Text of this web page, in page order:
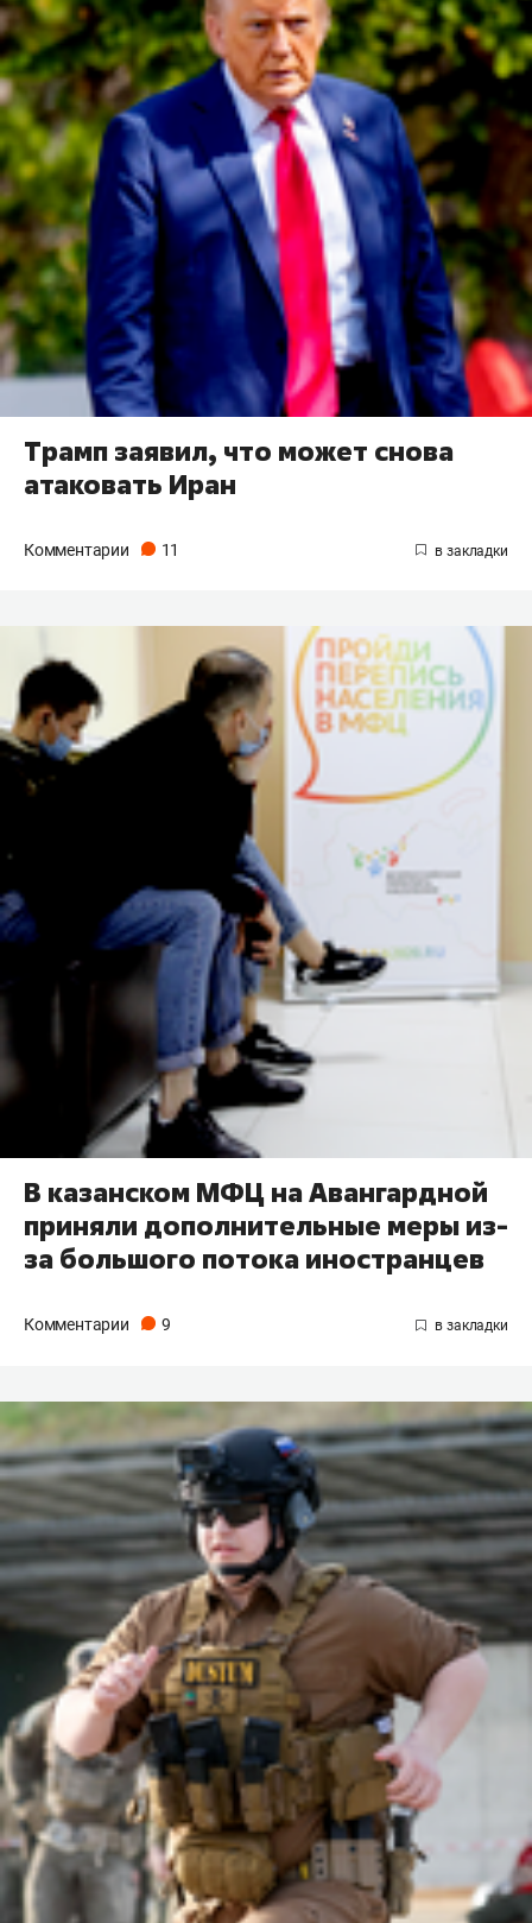
Трамп заявил, что может снова
атаковать Иран
Комментарии 11
В казанском МФЦ на Авангардной
приняли дополнительные меры из-
за большого потока иностранцев
Комментарии 9